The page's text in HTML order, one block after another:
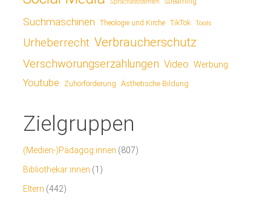
Sprachassistenten
Suchmaschinen Theologie und Kirche TikTok Tools
Urheberrecht Verbraucherschutz
Verschwörungserzählungen Video Werbung
Youtube Zuhörförderung Ästhetische Bildung
Zielgruppen
(Medien-)Pädagog:innen (807)
Bibliothekar:innen (1)
Eltern (442)